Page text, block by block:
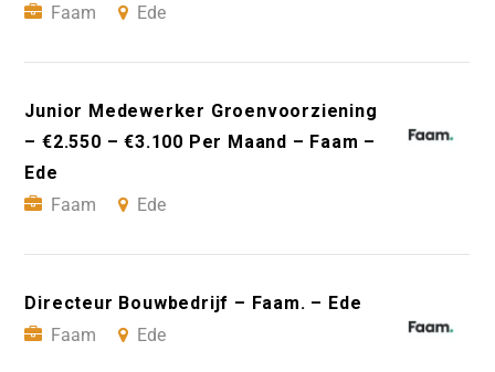
Faam
Ede
Junior Medewerker Groenvoorziening
– €2.550 – €3.100 Per Maand – Faam –
Ede
Faam
Ede
Directeur Bouwbedrijf – Faam. – Ede
Faam
Ede